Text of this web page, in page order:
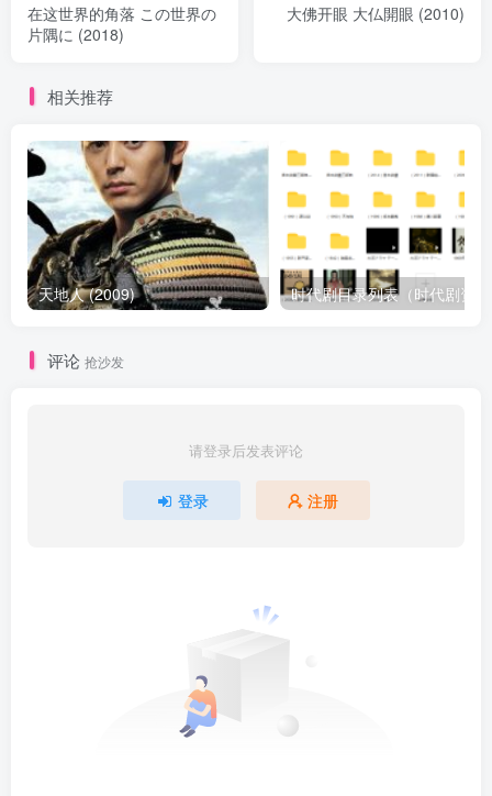
在这世界的角落 この世界の
片隅に (2018)
大佛开眼 大仏開眼 (2010)
相关推荐
天地人 (2009)
评论 抢沙发
请登录后发表评论
登录 注册